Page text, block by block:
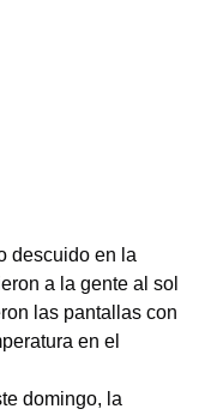
descuido en la
a la gente al sol
las pantallas con
en el
domingo, la